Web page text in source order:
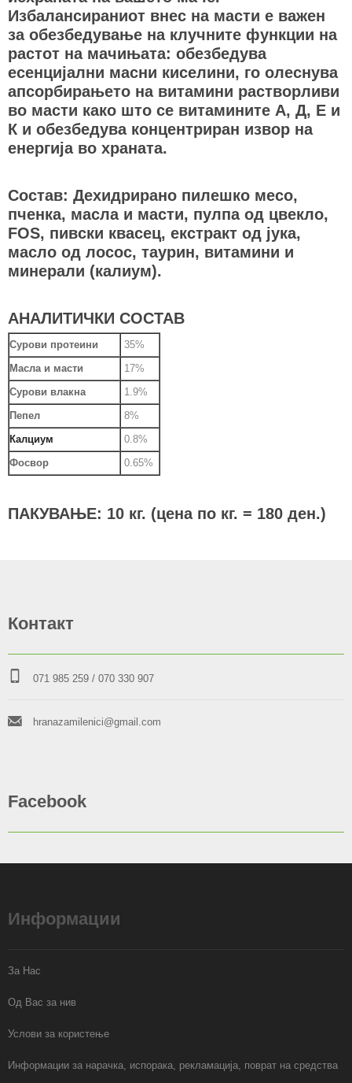
Избалансираниот внес на масти е важен
за обезбедување на клучните функции на
растот на мачињата: обезбедува
есенцијални масни киселини, го олеснува
апсорбирањето на витамини растворливи
во масти како што се витамините А, Д, Е и
К и обезбедува концентриран извор на
енергија во храната.
Состав: Дехидрирано пилешко месо,
пченка, масла и масти, пулпа од цвекло,
FOS, пивски квасец, екстракт од јука,
масло од лосос, таурин, витамини и
минерали (калиум).
АНАЛИТИЧКИ СОСТАВ
Сурови протеини
35%
Масла и масти
17%
Сурови влакна
1.9%
Пепел
8%
Калциум
0. 8%
Фосвор
0.65%
ПАКУВАЊЕ: 10 кг. (цена по кг. = 180 ден.)
Контакт
071 985 259 / 070 330 907
hranazamilenici@gmail.com
Facebook
Информации
За Нас
Од Вас за нив
Услови за користење
Информации за нарачка, испорака, рекламација, поврат на средства